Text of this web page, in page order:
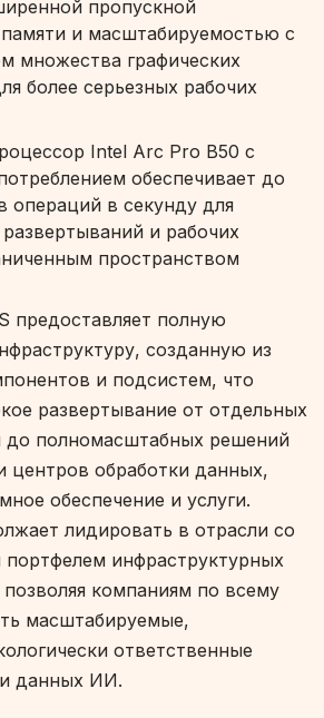
пропускной
и масштабируемостью с
множества графических
более серьезных рабочих
Intel Arc Pro B50 с
обеспечивает до
операций в секунду для
и рабочих
пространством
предоставляет полную
созданную из
и подсистем, что
развертывание от отдельных
до полномасштабных решений
центров обработки данных,
обеспечение и услуги.
лидировать в отрасли со
инфраструктурных
компаниям по всему
масштабируемые,
ответственные
данных ИИ.